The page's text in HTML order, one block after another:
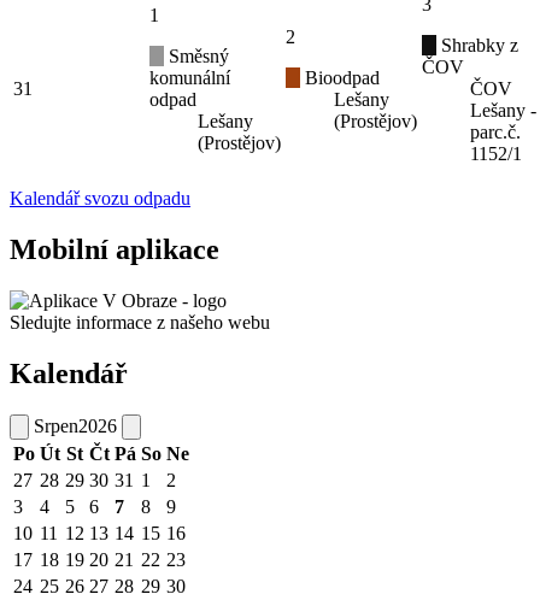
31
1
Směsný
komunální
odpad
Lešany
(Prostějov)
2
Bioodpad
Lešany
(Prostějov)
3
Shrabky z
ČOV
ČOV
Lešany -
parc.č.
1152/1
Kalendář svozu odpadu
Mobilní aplikace
Sledujte informace z našeho webu
Kalendář
Srpen2026
Po Út St Čt Pá So Ne
27 28 29 30 31 1
2
3
4 5 6 7 8
9
10 11 12 13 14 15 16
17 18 19 20 21 22 23
24 25 26 27 28 29 30